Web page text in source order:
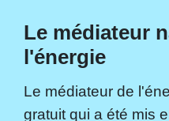
Le médiateur
l'énergie
Le médiateur de
gratuit qui a été mis